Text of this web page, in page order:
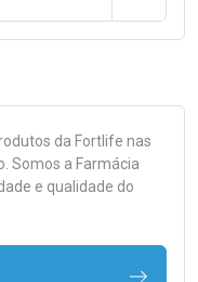
da Fortlife nas
Somos a Farmácia
e qualidade do